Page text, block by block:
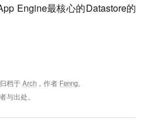
Engine最核心的Datastore的
归档于Arch ，作者 Fenng。
与出处。